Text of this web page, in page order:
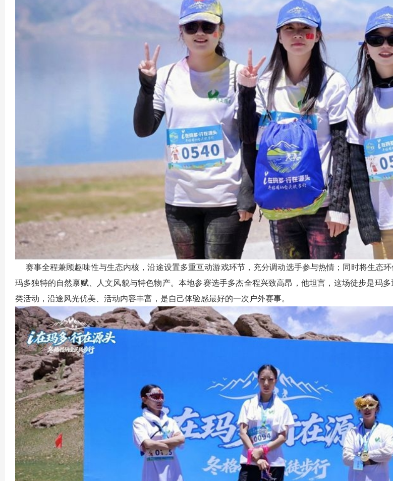
赛事全程兼顾趣味性与生态内核，沿途设置多重互动游戏环节，充分调动选手参与热情；同时将生态
玛多独特的自然禀赋、人文风貌与特色物产。本地参赛选手多杰全程兴致高昂，他坦言，这场徒步是玛
类活动，沿途风光优美、活动内容丰富，是自己体验感最好的一次户外赛事。